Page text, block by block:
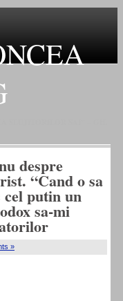
despre
“Cand o sa
cel putin un
sa-mi
»